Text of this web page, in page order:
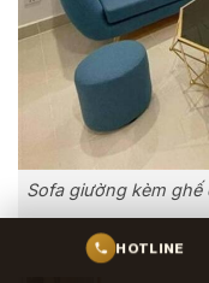
Sofa giường kèm
HOTLINE